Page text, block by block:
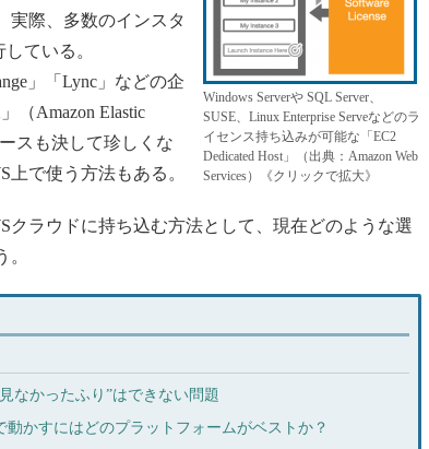
Windows Serverや SQL Server、
SUSE、Linux Enterprise Serveなどのラ
イセンス持ち込みが可能な「EC2
Dedicated Host」（出典：Amazon Web
Services）《クリックで拡大》
実際、多数のインスタ
ている。
」「Lync」などの企
（Amazon Elastic
スも決して珍しくな
上で使う方法もある。
ラウドに持ち込む方法として、現在どのような選
なかったふり”はできない問題
動かすにはどのプラットフォームがベストか？